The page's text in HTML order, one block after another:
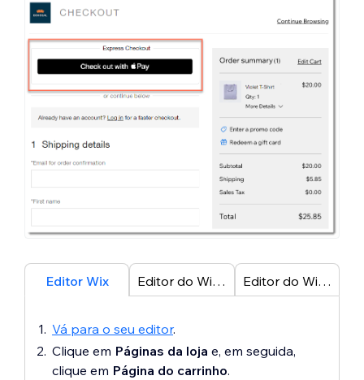
Editor Wix Editor do Wix Studio Editor do Wix Harmony
Vá para o seu editor.
Clique em Páginas da loja e, em seguida,
clique em Página do carrinho.